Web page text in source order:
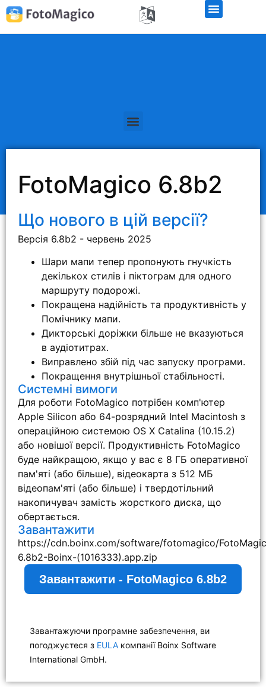
FotoMagico 6.8b2
Що нового в цій версії?
Версія 6.8b2 - червень 2025
Шари мапи тепер пропонують гнучкість
декількох стилів і піктограм для одного
маршруту подорожі.
Покращена надійність та продуктивність у
Помічнику мапи.
Дикторські доріжки більше не вказуються
в аудіотитрах.
Виправлено збій під час запуску програми.
Покращення внутрішньої стабільності.
Системні вимоги
Для роботи FotoMagico потрібен комп'ютер
Apple Silicon або 64-розрядний Intel Macintosh з
операційною системою OS X Catalina (10.15.2)
або новішої версії. Продуктивність FotoMagico
буде найкращою, якщо у вас є 8 ГБ оперативної
пам'яті (або більше), відеокарта з 512 МБ
відеопам'яті (або більше) і твердотільний
накопичувач замість жорсткого диска, що
обертається.
Завантажити
https://cdn.boinx.com/software/fotomagico/
6.8b2-Boinx-(1016333).app.zip
Завантажити - FotoMagico 6.8b2
Завантажуючи програмне забезпечення, ви
погоджуєтеся з EULA компанії Boinx Software
International GmbH.